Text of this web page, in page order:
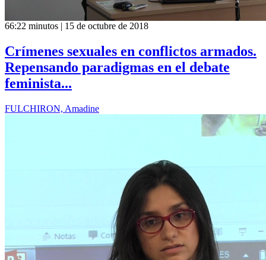
66:22 minutos | 15 de octubre de 2018
Crímenes sexuales en conflictos armados.
Repensando paradigmas en el debate
feminista...
FULCHIRON, Amadine